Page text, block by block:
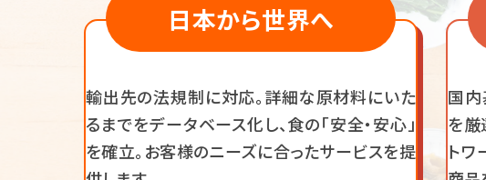
日本から世界へ
輸出先の法規制に対応。詳細な原材料にいた
るまでをデータベース化し、食の「安全・安心」
を確立。お客様のニーズに合ったサービスを提
国
を厳
トワ